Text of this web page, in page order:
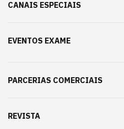
CANAIS ESPECIAIS
EVENTOS EXAME
PARCERIAS COMERCIAIS
REVISTA